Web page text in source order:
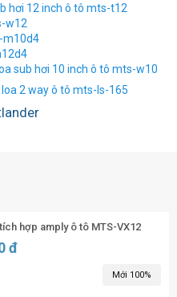
hơi 12 inch ô tô mts-t12
w12
m10d4
sub hơi 10 inch ô tô mts-w10
2 way ô tô mts-ls-165
hợp amply ô tô MTS-VX12
đ
Mới 100%